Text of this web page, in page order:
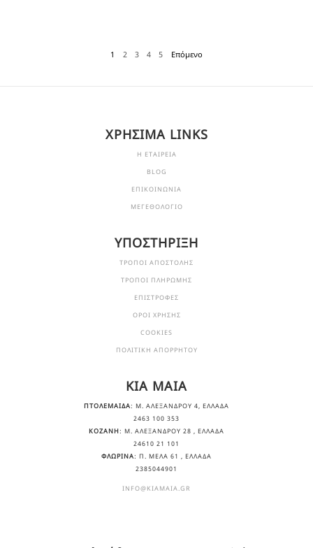
1 2 3 4 5 Επόμενο
ΧΡΗΣΙΜΑ LINKS
Η ΕΤΑΙΡΕΙΑ
BLOG
ΕΠΙΚΟΙΝΩΝΙΑ
ΜΕΓΕΘΟΛΟΓΙΟ
ΥΠΟΣΤΗΡΙΞΗ
ΤΡΟΠΟΙ ΑΠΟΣΤΟΛΗΣ
ΤΡΟΠΟΙ ΠΛΗΡΩΜΗΣ
ΕΠΙΣΤΡΟΦΕΣ
ΟΡΟΙ ΧΡΗΣΗΣ
COOKIES
ΠΟΛΙΤΙΚΗ ΑΠΟΡΡΗΤΟΥ
KIA MAIA
ΠΤΟΛΕΜΑΙΔΑ: Μ. ΑΛΕΞΆΝΔΡΟΥ 4, ΕΛΛΆΔΑ
2463 100 353
ΚΟΖΑΝΗ: Μ. ΑΛΕΞΆΝΔΡΟΥ 28 , ΕΛΛΆΔΑ
24610 21 101
ΦΛΩΡΙΝΑ: Π. ΜΕΛΑ 61 , ΕΛΛΆΔΑ
2385044901
INFO@KIAMAIA.GR